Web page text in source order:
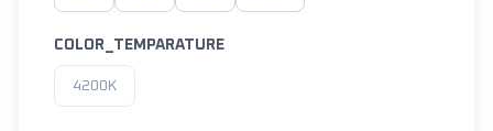
COLOR_TEMPARATURE
4200K